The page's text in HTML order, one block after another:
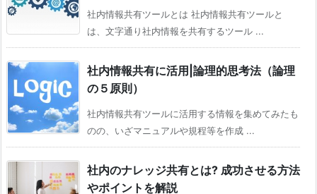
社内情報共有ツールとは 社内情報共有ツールと
は、文字通り社内情報を共有するツール ...
社内情報共有に活用|論理的思考法（論理
の５原則）
社内情報共有ツールに活用する情報を集めてみたも
のの、いざマニュアルや規程等を作成 ...
社内のナレッジ共有とは? 成功させる方法
やポイントを解説